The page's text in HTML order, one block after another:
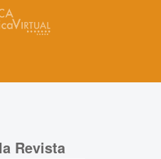
Revista